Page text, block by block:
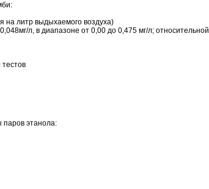
на литр выдыхаемого воздуха)
л, в диапазоне от 0,00 до 0,475 мг/л; относительной
паров этанола: